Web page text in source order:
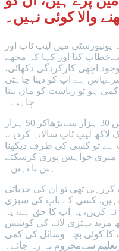
والا کوئی نہیں۔
یونیورسٹی میں لیپ ٹاپ اور
کیا اور کہا کہ مجھے
اچھی کارکردگی دکھائی،
ہے آپ کو دینا چاہتی
ہو تو ریاست کو ماں بننا
چاہیے۔
ان کا کہنا تھاکہ میں اسکالرشپس 30 ہزار سےبڑھاکر 50 ہزار
سےایک لاکھ لیپ ٹاپ سالانہ کردیے،
ہے تو کسی کی طرف دیکھنا
میری خواہش پوری کرسکتے
ہیں یا نہیں۔
کررہی تھی تو ان کی جذباتی
کسی کے باپ کی سبزی
کریں، یہ آپ کا حق ہے، یہ
مزید بہتری لانے کی کوشش
کوئی بچہ وسائل کی کمی
سےمحروم نہ رہ جائے۔